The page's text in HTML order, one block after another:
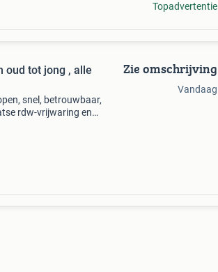
Topadvertentie
oud tot jong , alle
snel, betrouwbaar,
rdw-vrijwaring en
Zie omschrijving
Vandaag